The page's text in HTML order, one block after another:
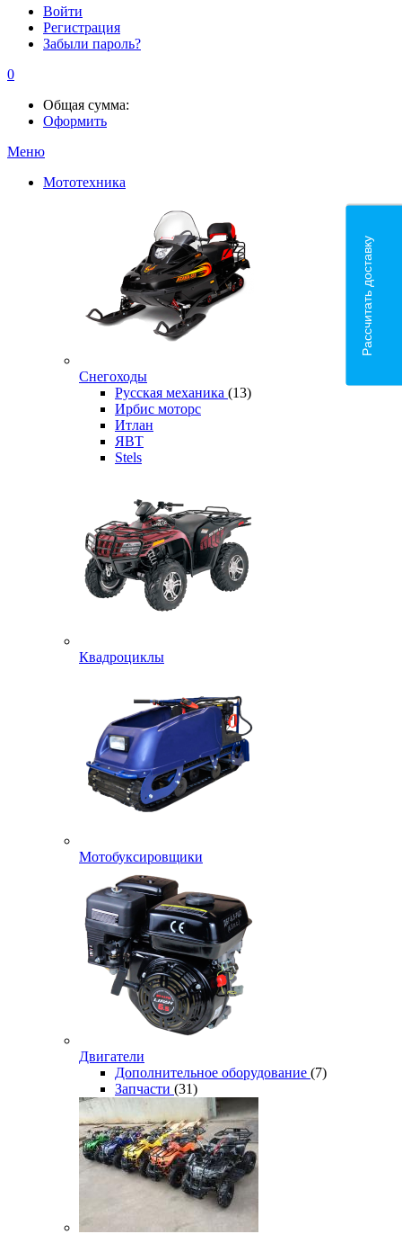
Войти
Регистрация
Забыли пароль?
0
Общая сумма:
Оформить
Меню
Мототехника
Снегоходы
Русская механика (13)
Ирбис моторс
Итлан
ЯВТ
Stels
Квадроциклы
Мотобуксировщики
Двигатели
Дополнительное оборудование (7)
Запчасти (31)
Рассчитать доставку